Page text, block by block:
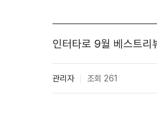
인터타로 9월 베스트리
관리자 조회 261